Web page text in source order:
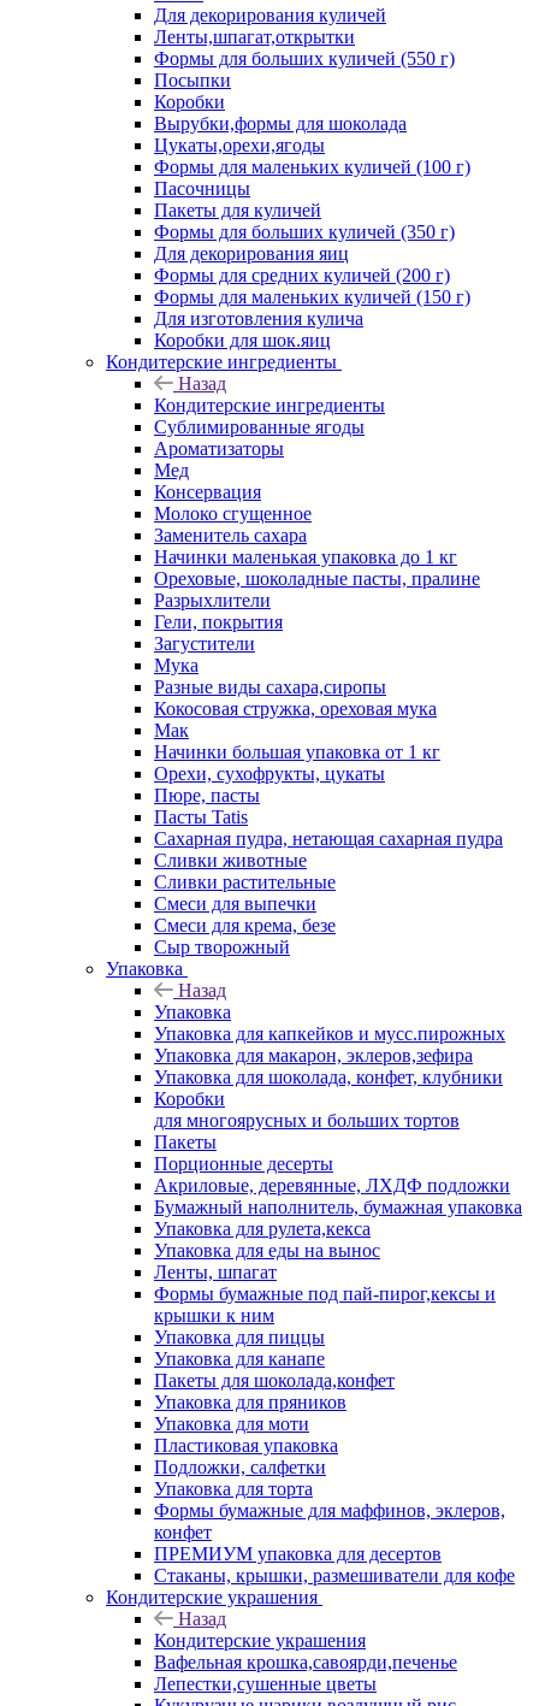
Для декорирования куличей
Ленты,шпагат,открытки
Формы для больших куличей (550 г)
Посыпки
Коробки
Вырубки,формы для шоколада
Цукаты,орехи,ягоды
Формы для маленьких куличей (100 г)
Пасочницы
Пакеты для куличей
Формы для больших куличей (350 г)
Для декорирования яиц
Формы для средних куличей (200 г)
Формы для маленьких куличей (150 г)
Для изготовления кулича
Коробки для шок.яиц
Кондитерские ингредиенты
Назад
Кондитерские ингредиенты
Сублимированные ягоды
Ароматизаторы
Мед
Консервация
Молоко сгущенное
Заменитель сахара
Начинки маленькая упаковка до 1 кг
Ореховые, шоколадные пасты, пралине
Разрыхлители
Гели, покрытия
Загустители
Мука
Разные виды сахара,сиропы
Кокосовая стружка, ореховая мука
Мак
Начинки большая упаковка от 1 кг
Орехи, сухофрукты, цукаты
Пюре, пасты
Пасты Tatis
Сахарная пудра, нетающая сахарная пудра
Сливки животные
Сливки растительные
Смеси для выпечки
Смеси для крема, безе
Сыр творожный
Упаковка
Назад
Упаковка
Упаковка для капкейков и мусс.пирожных
Упаковка для макарон, эклеров,зефира
Упаковка для шоколада, конфет, клубники
Коробки
для многоярусных и больших тортов
Пакеты
Порционные десерты
Акриловые, деревянные, ЛХДФ подложки
Бумажный наполнитель, бумажная упаковка
Упаковка для рулета,кекса
Упаковка для еды на вынос
Ленты, шпагат
Формы бумажные под пай-пирог,кексы и
крышки к ним
Упаковка для пиццы
Упаковка для канапе
Пакеты для шоколада,конфет
Упаковка для пряников
Упаковка для моти
Пластиковая упаковка
Подложки, салфетки
Упаковка для торта
Формы бумажные для маффинов, эклеров,
конфет
ПРЕМИУМ упаковка для десертов
Стаканы, крышки, размешиватели для кофе
Кондитерские украшения
Назад
Кондитерские украшения
Вафельная крошка,савоярди,печенье
Лепестки,сушенные цветы